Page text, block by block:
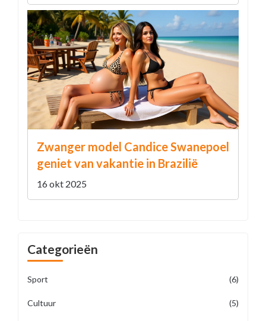
Zwanger model Candice Swanepoel
geniet van vakantie in Brazilië
16 okt 2025
Categorieën
Sport (6)
Cultuur (5)